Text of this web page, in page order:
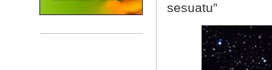
sesuatu”